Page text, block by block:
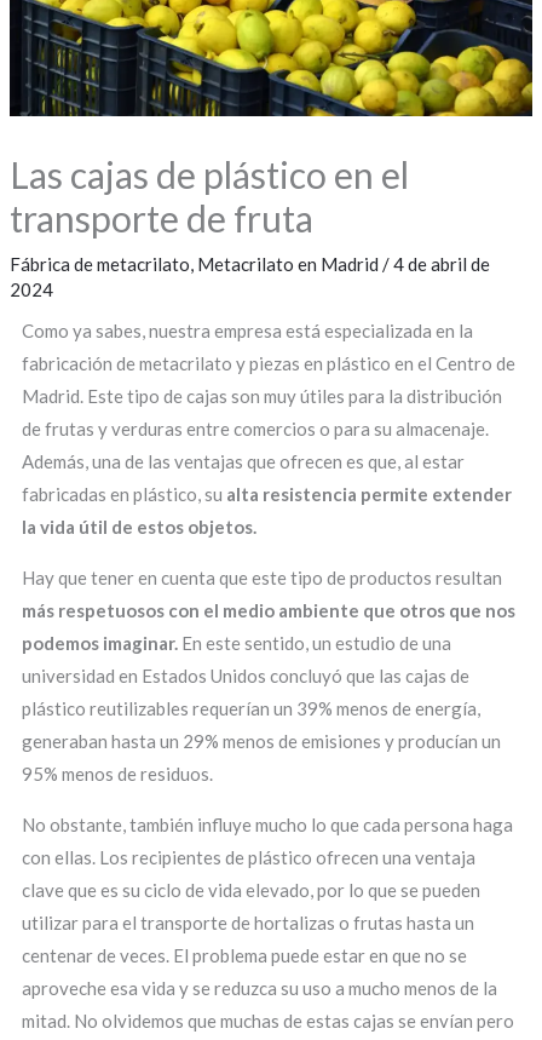
Las cajas de plástico en el
transporte de fruta
Fábrica de metacrilato, Metacrilato en Madrid /4 de abril de
2024
Como ya sabes, nuestra empresa está especializada en la
fabricación de metacrilato y piezas en plástico en el Centro de
Madrid. Este tipo de cajas son muy útiles para la distribución
de frutas y verduras entre comercios o para su almacenaje.
Además, una de las ventajas que ofrecen es que, al estar
fabricadas en plástico, su alta resistencia permite extender
la vida útil de estos objetos.
Hay que tener en cuenta que este tipo de productos resultan
más respetuosos con el medio ambiente que otros que nos
podemos imaginar. En este sentido, un estudio de una
universidad en Estados Unidos concluyó que las cajas de
plástico reutilizables requerían un 39% menos de energía,
generaban hasta un 29% menos de emisiones y producían un
95% menos de residuos.
No obstante, también influye mucho lo que cada persona haga
con ellas. Los recipientes de plástico ofrecen una ventaja
clave que es su ciclo de vida elevado, por lo que se pueden
utilizar para el transporte de hortalizas o frutas hasta un
centenar de veces. El problema puede estar en que no se
aproveche esa vida y se reduzca su uso a mucho menos de la
mitad. No olvidemos que muchas de estas cajas se envían pero